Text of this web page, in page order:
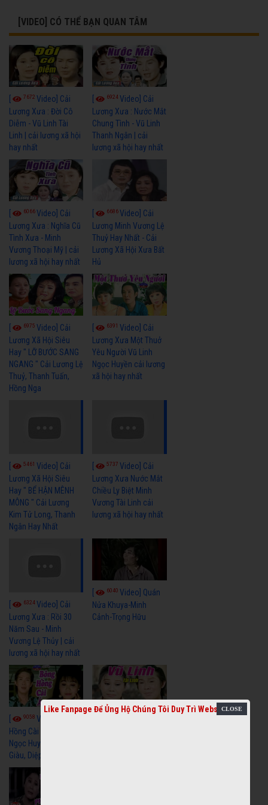
[VIDEO] CÓ THỂ BẠN QUAN TÂM
7672 Video] Cải
Lương Xưa : Đời Cô
Diễm - Vũ Linh Tài
Linh | cải lương xã hội
hay nhất
6924Video] Cải
Lương Xưa : Nước Mắt
Chung Tình - Vũ Linh
Thanh Ngân | cải
lương xã hội hay nhất
6066Video] Cải
Lương Xưa : Nghĩa Cũ
Tình Xưa - Minh
Vương Thoại Mỹ | cải
lương xã hội hay nhất
6686Video] Cải
Lương Minh Vương Lệ
Thuỷ Hay Nhất - Cải
Lương Xã Hội Xưa Bất
Hủ
6975 Video] Cải
Lương Xã Hội Siêu
Hay " LỠ BƯỚC SANG
NGANG " Cải Lương Lệ
Thuỷ, Thanh Tuấn,
Hồng Nga
6391Video] Cải
Lương Xưa Một Thuở
Yêu Người Vũ Linh
Ngọc Huyền cải lương
xã hội hay nhất
5461 Video] Cải
Lương Xã Hội Siêu
Hay " BỂ HẬN MÊNH
MÔNG " Cải Lương
Kim Tử Long, Thanh
Ngân Hay Nhất
5737Video] Cải
Lương Xưa Nước Mắt
Chiều Ly Biệt Minh
Vương Tài Linh cải
lương xã hội hay nhất
6324Video] Cải
Lương Xưa : Rồi 30
Năm Sau - Minh
Vương Lệ Thủy | cải
lương xã hội hay nhất
6040Video] Quán
Nửa Khuya-Minh
Cảnh-Trọng Hữu
9058 Video] Bông
Hồng Cài Áo - Vũ Linh,
Ngọc Huyền, Ngọc
Giàu, Diệp Lang
Like Fanpage Để Ủng Hộ Chúng Tôi Duy Trì Website